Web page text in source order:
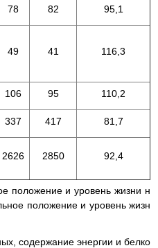
78 82 95,1
49 41 116,3
106 95 110,2
337 417 81,7
2626 2850 92,4
положение и уровень жизни н
положение и уровень жизн
содержание энергии и белко